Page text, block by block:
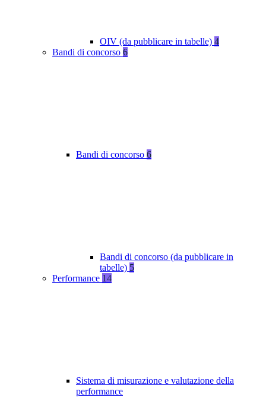
OIV (da pubblicare in tabelle) 4
Bandi di concorso 6
Bandi di concorso 6
Bandi di concorso (da pubblicare in
tabelle) 5
Performance 14
Sistema di misurazione e valutazione della
performance